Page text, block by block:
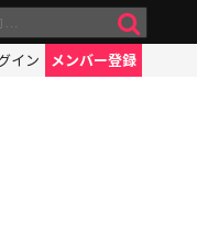
イン メンバー登録